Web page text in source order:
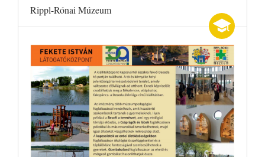
Rippl-Rónai Múzeum